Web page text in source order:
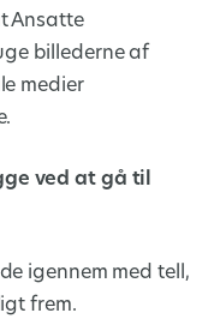
Ansatte
billederne af
medier
ved at gå til
igennem med tell,
frem.